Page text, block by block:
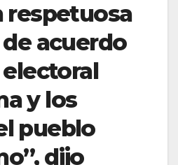
respetuosa
acuerdo
y los
pueblo
dijo